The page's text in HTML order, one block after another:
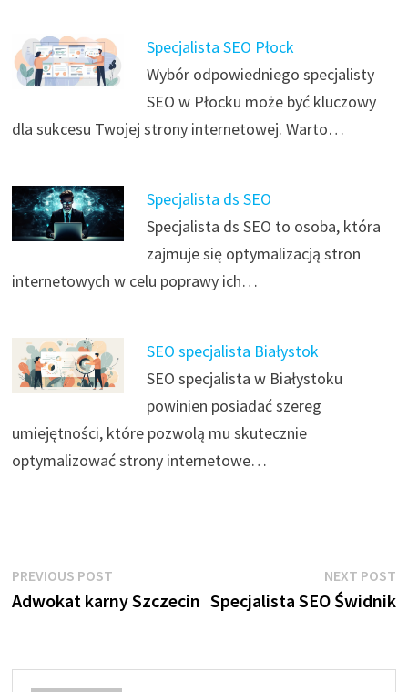
Specjalista SEO Płock
Wybór odpowiedniego specjalisty
SEO w Płocku może być kluczowy
dla sukcesu Twojej strony internetowej. Warto…
Specjalista ds SEO
Specjalista ds SEO to osoba, która
zajmuje się optymalizacją stron
internetowych w celu poprawy ich…
SEO specjalista Białystok
SEO specjalista w Białystoku
powinien posiadać szereg
umiejętności, które pozwolą mu skutecznie
optymalizować strony internetowe…
Nawigacja
wpisu
PREVIOUS POSTPrevious
post:
Adwokat karny Szczecin
NEXT POST
Specjalista SEO Świdnik